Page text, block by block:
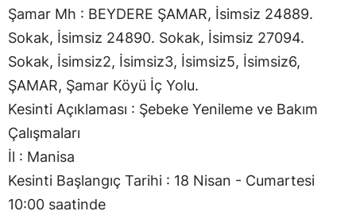
Şamar Mh : BEYDERE ŞAMAR, İsimsiz 24889.
Sokak, İsimsiz 24890. Sokak, İsimsiz 27094.
Sokak, İsimsiz2, İsimsiz3, İsimsiz5, İsimsiz6,
ŞAMAR, Şamar Köyü İç Yolu.
Kesinti Açıklaması : Şebeke Yenileme ve Bakım
Çalışmaları
İl : Manisa
Kesinti Başlangıç Tarihi : 18 Nisan - Cumartesi
10:00 saatinde